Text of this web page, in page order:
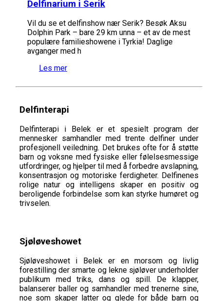
Delfinarium i Serik
Vil du se et delfinshow nær Serik? Besøk Aksu
Dolphin Park – bare 29 km unna – et av de mest
populære familieshowene i Tyrkia! Daglige
avganger med h
Les mer
Delfinterapi
Delfinterapi i Belek er et spesielt program der
mennesker samhandler med trente delfiner under
profesjonell veiledning. Det brukes ofte for å støtte
barn og voksne med fysiske eller følelsesmessige
utfordringer, og hjelper til med å forbedre avslapning,
konsentrasjon og motoriske ferdigheter. Delfinenes
rolige natur og intelligens skaper en positiv og
beroligende forbindelse som kan styrke humøret og
trivselen.
Sjøløveshowet
Sjøløveshowet i Belek er en morsom og livlig
forestilling der smarte og lekne sjøløver underholder
publikum med triks, dans og spill. De klapper,
balanserer baller og samhandler med trenerne sine,
noe som skaper latter og glede for både barn og